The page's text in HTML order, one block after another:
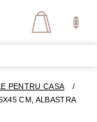
COŞ
PENTRU CASA
/
CM, ALBASTRA